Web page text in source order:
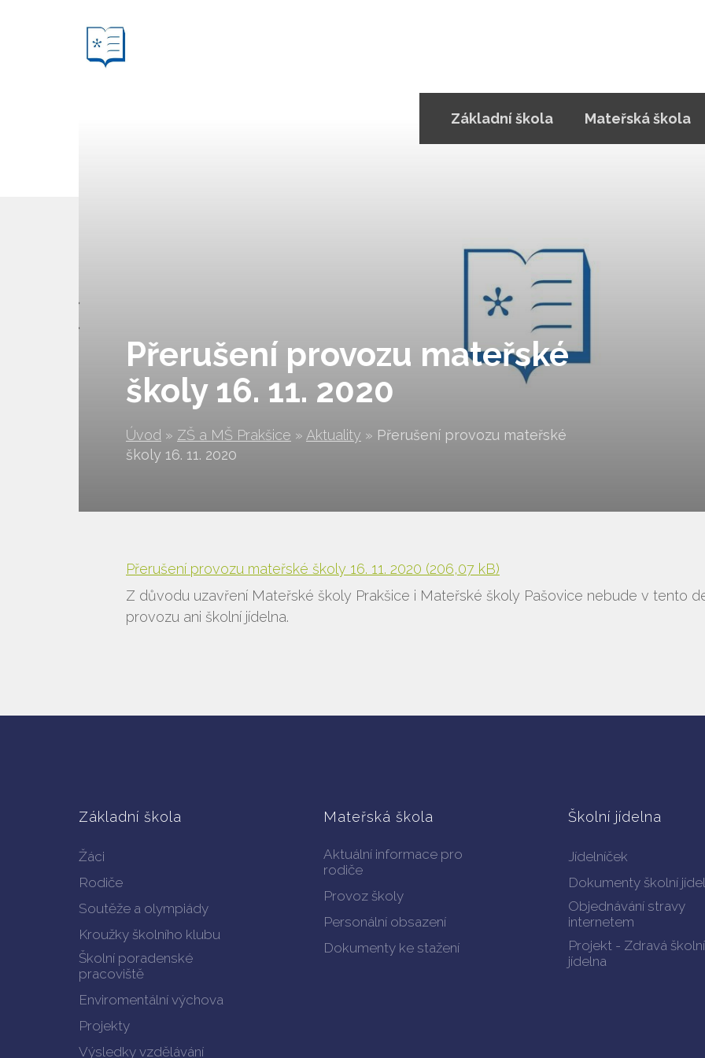
Vyhledávání na webu
Přerušení provozu mateřské
školy 16. 11. 2020
Úvod » ZŠ a MŠ Prakšice » Aktuality » Přerušení provozu mateřské
školy 16. 11. 2020
Základní škola Mateřská škola
Přerušení provozu mateřské školy 16. 11. 2020 (206,07 kB)
Z důvodu uzavření Mateřské školy Prakšice i Mateřské školy Pašovice nebude v tento
provozu ani školní jídelna.
Základní škola
Žáci
Rodiče
Soutěže a olympiády
Kroužky školního klubu
Školní poradenské
pracoviště
Enviromentální výchova
Projekty
Výsledky vzdělávání
Mateřská škola
Aktuální informace pro
rodiče
Provoz školy
Personální obsazení
Dokumenty ke stažení
Školní jídelna
Jídelníček
Dokumenty školní
Objednávání stravy
internetem
Projekt - Zdravá školní
jídelna